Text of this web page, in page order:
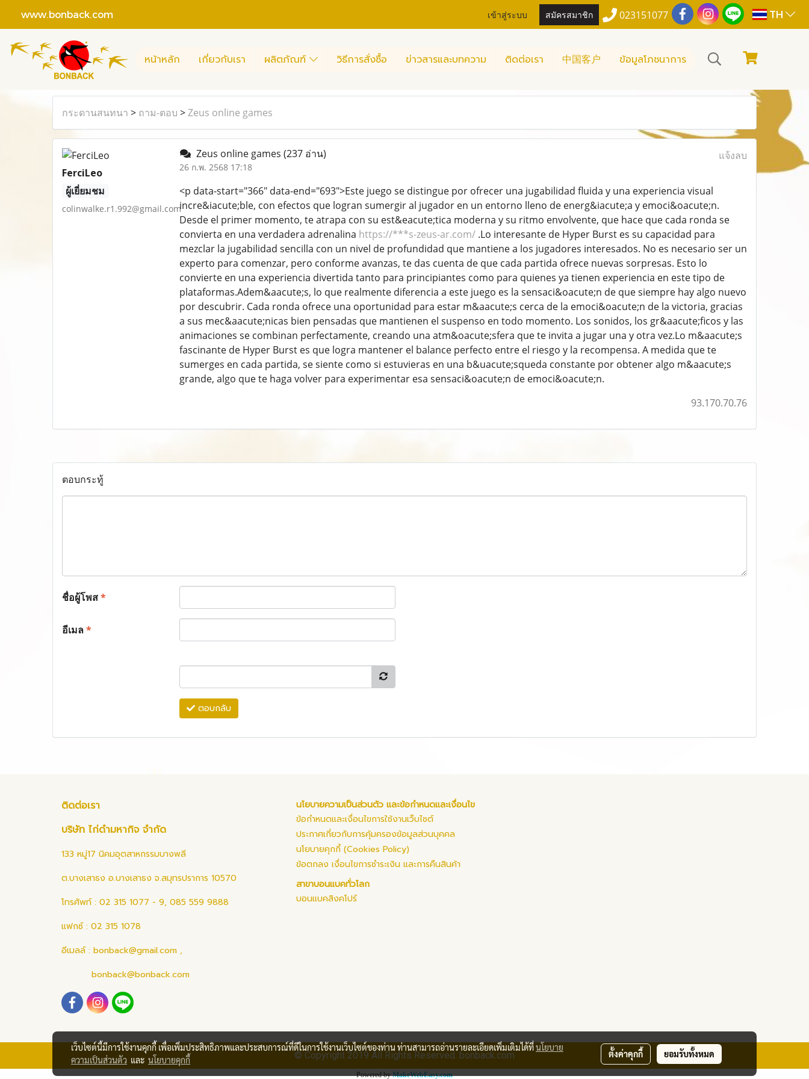
www.bonback.com เข้าสู่ระบบ สมัครสมาชิก 023151077 TH
หน้าหลัก เกี่ยวกับเรา ผลิตภัณฑ์ วิธีการสั่งซื้อ ข่าวสารและบทความ ติดต่อเรา 中国客户 ข้อมูลโภชนาการ
กระดานสนทนา > ถาม-ตอบ >Zeus online games
FerciLeo
ผู้เยี่ยมชม
colinwalke.r1.992@gmail.com
Zeus online games (237 อ่าน)
26 ก.พ. 2568 17:18
แจ้งลบ
<p data-start="366" data-end="693">Este juego se distingue por ofrecer una jugabilidad fluida y una experiencia visual
incre&iacute;ble, con efectos que logran sumergir al jugador en un entorno lleno de energ&iacute;a y emoci&oacute;n.
Desde el primer momento, te atrapa con su est&eacute;tica moderna y su ritmo envolvente, que hace que cada ronda se
convierta en una verdadera adrenalina https://***s-zeus-ar.com/.Lo interesante de Hyper Burst es su capacidad para
mezclar la jugabilidad sencilla con un nivel de profundidad que mantiene a los jugadores interesados. No es necesario ser un
experto para comenzar, pero conforme avanzas, te das cuenta de que cada partida ofrece nuevas sorpresas. Esto lo
convierte en una experiencia divertida tanto para principiantes como para quienes ya tienen experiencia en este tipo de
plataformas.Adem&aacute;s, lo que realmente diferencia a este juego es la sensaci&oacute;n de que siempre hay algo nuevo
por descubrir. Cada ronda ofrece una oportunidad para estar m&aacute;s cerca de la emoci&oacute;n de la victoria, gracias
a sus mec&aacute;nicas bien pensadas que mantienen el suspenso en todo momento. Los sonidos, los gr&aacute;ficos y las
animaciones se combinan perfectamente, creando una atm&oacute;sfera que te invita a jugar una y otra vez.Lo m&aacute;s
fascinante de Hyper Burst es que logra mantener el balance perfecto entre el riesgo y la recompensa. A medida que te
sumerges en cada partida, se siente como si estuvieras en una b&uacute;squeda constante por obtener algo m&aacute;s
grande, algo que te haga volver para experimentar esa sensaci&oacute;n de emoci&oacute;n.
93.170.70.76
ตอบกระทู้
ชื่อผู้โพส*
อีเมล*
ตอบกลับ
ติดต่อเรา
บริษัท ไก่ดำมหากิจ จำกัด
133 หมู่17 นิคมอุตสาหกรรมบางพลี
ต.บางเสาธง อ.บางเสาธง จ.สมุทรปราการ 10570
โทรศัพท์ : 02 315 1077 - 9, 085 559 9888
แฟกซ์ : 02 315 1078
อีเมลล์ : bonback@gmail.com ,
bonback@bonback.com
นโยบายความเป็นส่วนตัว และข้อกำหนดและเงื่อนไข
ข้อกำหนดและเงื่อนไขการใช้งานเว็บไซต์
ประกาศเกี่ยวกับการคุ้มครองข้อมูลส่วนบุคคล
นโยบายคุกกี้ (Cookies Policy)
ข้อตกลง เงื่อนไขการชำระเงิน และการคืนสินค้า
สาขาบอนแบคทั่วโลก
บอนแบคสิงคโปร์
© Copyright 2019 All Rights Reserved. bonback.com
Powered byMakeWebEasy.com
เว็บไซต์นี้มีการใช้งานคุกกี้ เพื่อเพิ่มประสิทธิภาพและประสบการณ์ที่ดีในการใช้งานเว็บไซต์ของท่าน ท่านสามารถอ่านรายละเอียดเพิ่มเติมได้ที่นโยบาย
ความเป็นส่วนตัว และ นโยบายคุกกี้
ตั้งค่าคุกกี้ ยอมรับทั้งหมด